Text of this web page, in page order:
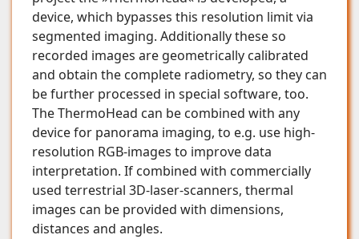
device, which bypasses this resolution limit via
segmented imaging. Additionally these so
recorded images are geometrically calibrated
and obtain the complete radiometry, so they can
be further processed in special software, too.
The ThermoHead can be combined with any
device for panorama imaging, to e.g. use high-
resolution RGB-images to improve data
interpretation. If combined with commercially
used terrestrial 3D-laser-scanners, thermal
images can be provided with dimensions,
distances and angles.